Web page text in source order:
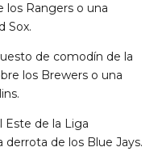
los Rangers o una
Sox.
de comodín de la
los Brewers o una
Este de la Liga
de los Blue Jays.